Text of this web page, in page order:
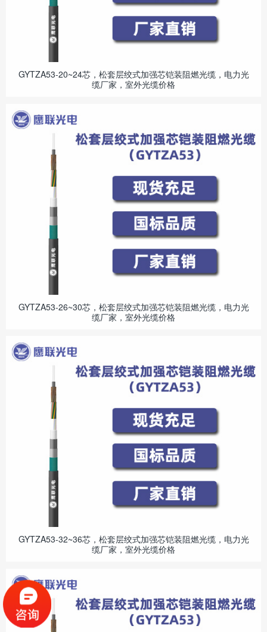
GYTZA53-20~24芯，松套层绞式加强芯铠装阻燃光缆，电力光
缆厂家，室外光缆价格
GYTZA53-26~30芯，松套层绞式加强芯铠装阻燃光缆，电力光
缆厂家，室外光缆价格
GYTZA53-32~36芯，松套层绞式加强芯铠装阻燃光缆，电力光
缆厂家，室外光缆价格